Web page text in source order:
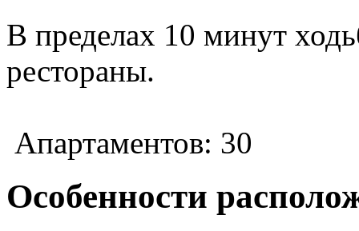
В пределах 10 минут
рестораны.
Апартаментов: 30
Особенности